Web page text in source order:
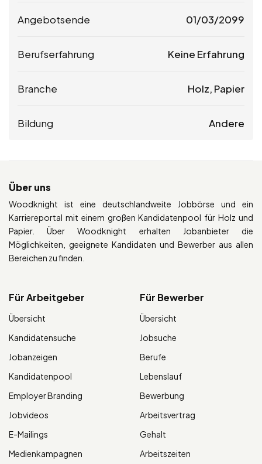
Angebotsende 01/03/2099
Berufserfahrung Keine Erfahrung
Branche Holz, Papier
Bildung Andere
Über uns
Woodknight ist eine deutschlandweite Jobbörse und ein
Karriereportal mit einem großen Kandidatenpool für Holz und
Papier. Über Woodknight erhalten Jobanbieter die
Möglichkeiten, geeignete Kandidaten und Bewerber aus allen
Bereichen zu finden.
Für Arbeitgeber
Übersicht
Kandidatensuche
Jobanzeigen
Kandidatenpool
Employer Branding
Jobvideos
E-Mailings
Medienkampagnen
Für Bewerber
Übersicht
Jobsuche
Berufe
Lebenslauf
Bewerbung
Arbeitsvertrag
Gehalt
Arbeitszeiten